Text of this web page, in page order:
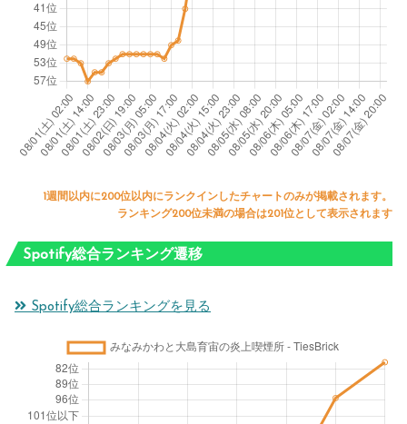
1週間以内に200位以内にランクインしたチャートのみが掲載されます。
ランキング200位未満の場合は201位として表示されます
Spotify総合ランキング遷移
Spotify総合ランキングを見る